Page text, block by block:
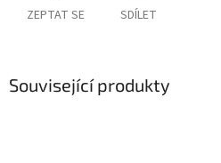
ZEPTAT SE SDÍLET
Související produkty